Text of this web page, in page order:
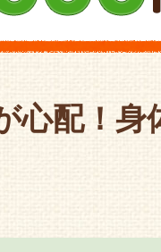
心配！身